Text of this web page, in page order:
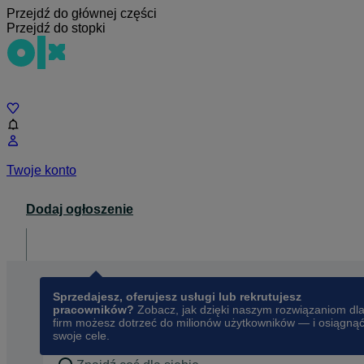
Przejdź do głównej części
Przejdź do stopki
Twoje konto
Dodaj ogłoszenie
Sprzedajesz, oferujesz usługi lub rekrutujesz
pracowników? Zobacz, jak dzięki naszym rozwiązaniom dla
firm możesz dotrzeć do milionów użytkowników — i osiągnąć
swoje cele.